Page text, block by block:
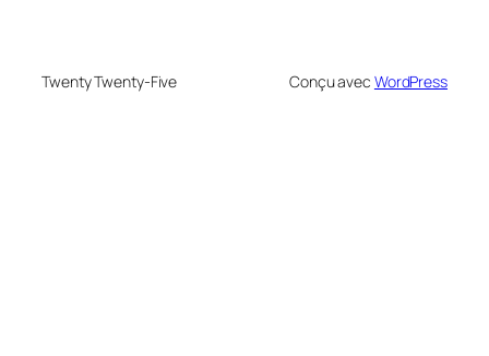
Twenty Twenty-Five Conçu avec WordPress